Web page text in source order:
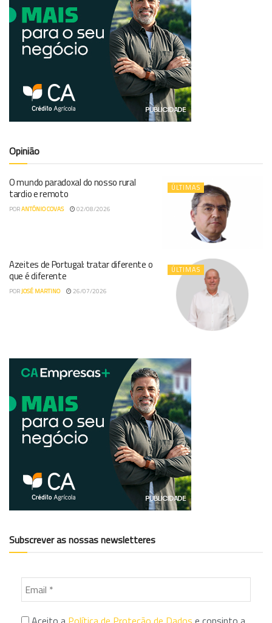
Opinião
ÚLTIMAS
O mundo paradoxal do nosso rural
tardio e remoto
PORANTÓNIO COVAS 02/08/2026
ÚLTIMAS
Azeites de Portugal: tratar diferente o
que é diferente
PORJOSÉ MARTINO 26/07/2026
Subscrever as nossas newsletteres